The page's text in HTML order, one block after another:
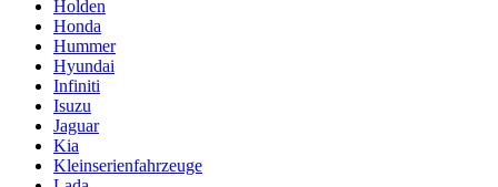
Holden
Honda
Hummer
Hyundai
Infiniti
Isuzu
Jaguar
Kia
Kleinserienfahrzeuge